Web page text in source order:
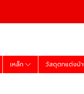
เหล็ก วัสดุตกแต่งบ้